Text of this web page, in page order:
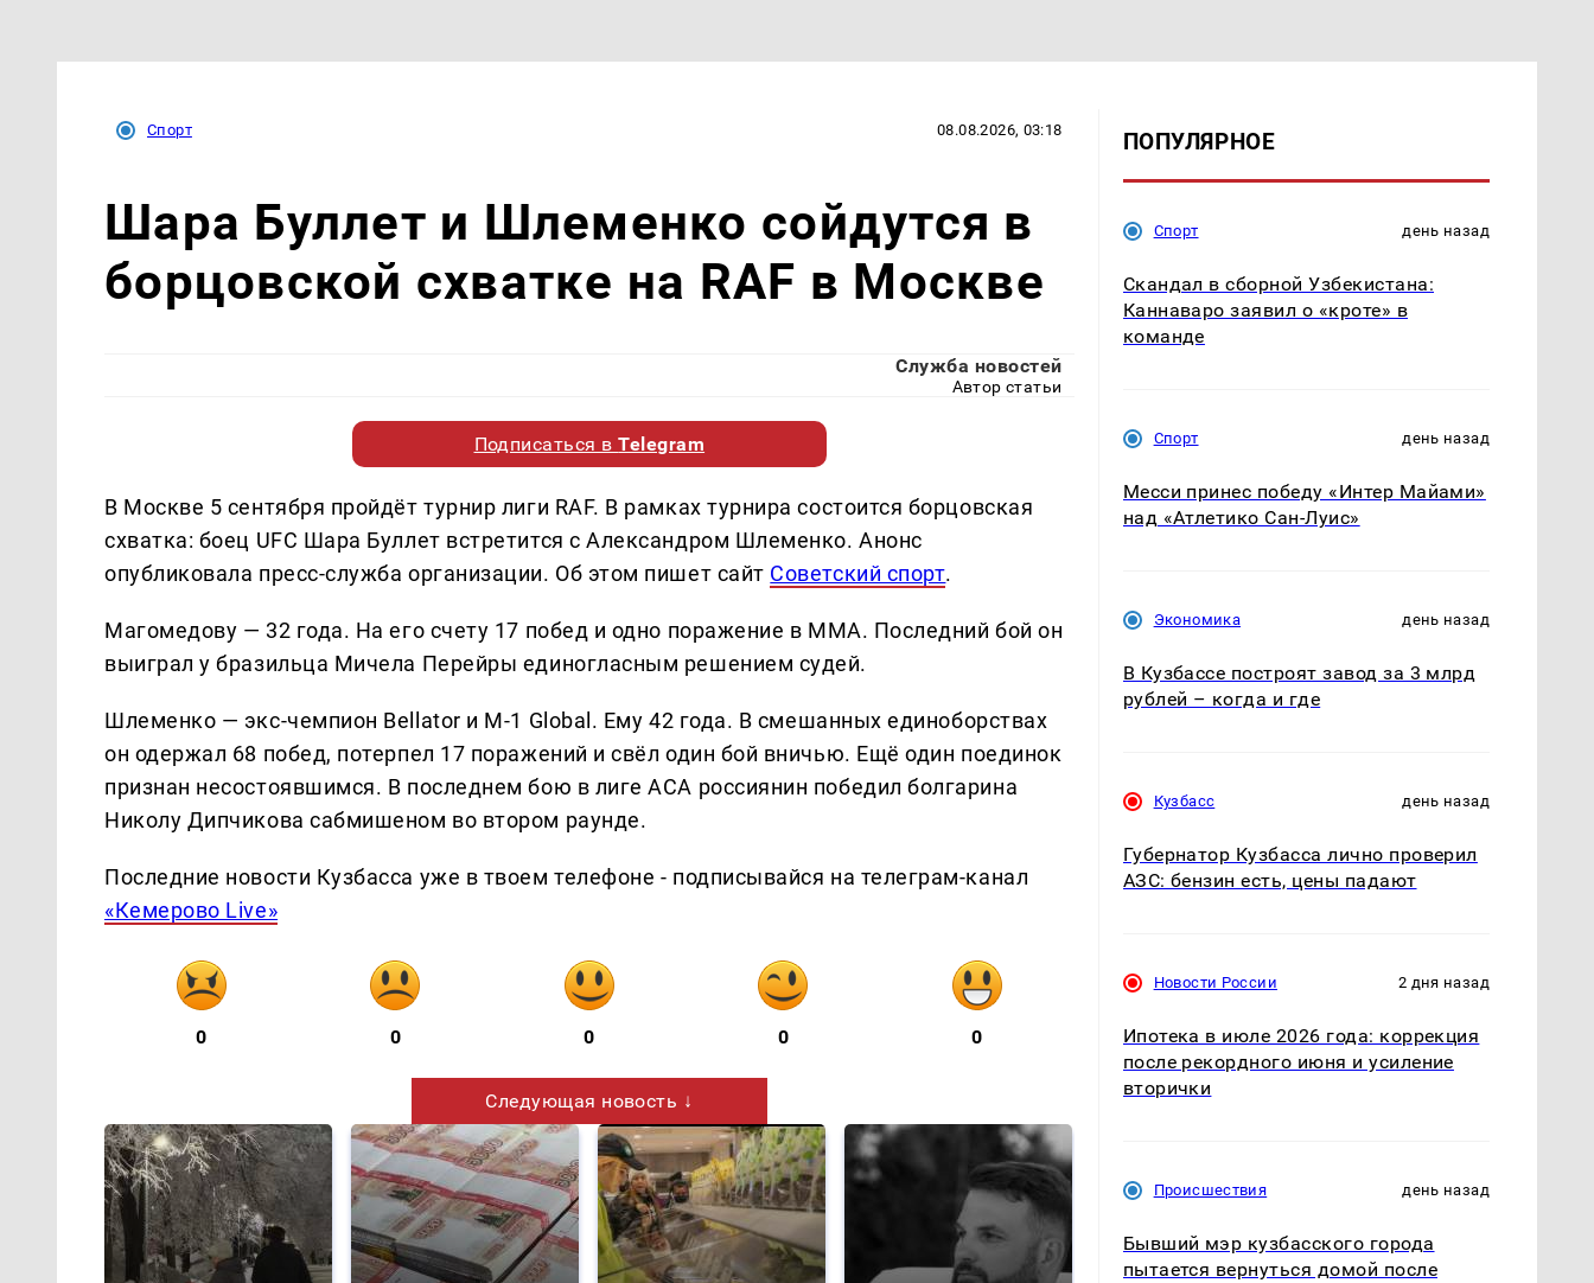
Спорт 08.08.2026, 03:18
Шара Буллет и Шлеменко сойдутся в
борцовской схватке на RAF в Москве
Служба новостей
Автор статьи
Подписаться вTelegram
В Москве 5 сентября пройдёт турнир лиги RAF. В рамках турнира состоится борцовская
схватка: боец UFC Шара Буллет встретится с Александром Шлеменко. Анонс
опубликовала пресс-служба организации. Об этом пишет сайт Советский спорт.
Магомедову — 32 года. На его счету 17 побед и одно поражение в ММА. Последний бой он
выиграл у бразильца Мичела Перейры единогласным решением судей.
Шлеменко — экс-чемпион Bellator и M-1 Global. Ему 42 года. В смешанных единоборствах
он одержал 68 побед, потерпел 17 поражений и свёл один бой вничью. Ещё один поединок
признан несостоявшимся. В последнем бою в лиге АСА россиянин победил болгарина
Николу Дипчикова сабмишеном во втором раунде.
Последние новости Кузбасса уже в твоем телефоне - подписывайся на телеграм-канал
«Кемерово Live»
0 0 0 0 0
Следующая новость ↓
ПОПУЛЯРНОЕ
Спорт день назад
Скандал в сборной Узбекистана:
Каннаваро заявил о «кроте» в
команде
Спорт день назад
Месси принес победу «Интер Майами»
над «Атлетико Сан-Луис»
Экономика день назад
В Кузбассе построят завод за 3 млрд
рублей – когда и где
Кузбасс день назад
Губернатор Кузбасса лично проверил
АЗС: бензин есть, цены падают
Новости России 2 дня назад
Ипотека в июле 2026 года: коррекция
после рекордного июня и усиление
вторички
Происшествия день назад
Бывший мэр кузбасского города
пытается вернуться домой после